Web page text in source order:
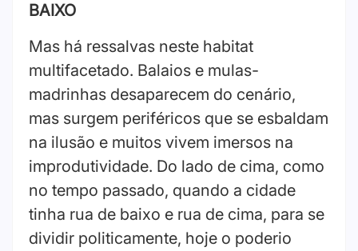
BAIXO
Mas há ressalvas neste habitat
multifacetado. Balaios e mulas-
madrinhas desaparecem do cenário,
mas surgem periféricos que se esbaldam
na ilusão e muitos vivem imersos na
improdutividade. Do lado de cima, como
no tempo passado, quando a cidade
tinha rua de baixo e rua de cima, para se
dividir politicamente, hoje o poderio